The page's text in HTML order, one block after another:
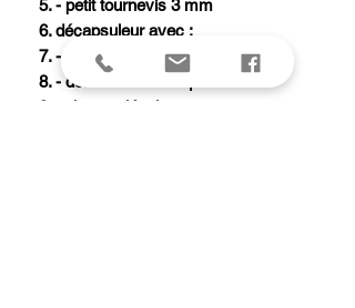
5. - petit tournevis 3 mm
6. décapsuleur avec :
7. - tournevis 6 mm
8. - dénude fil électrique
9. poinçon alésoir avec :